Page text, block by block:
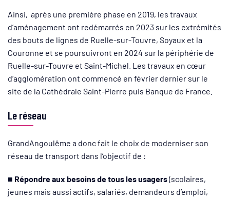
Ainsi, après une première phase en 2019, les travaux
d’aménagement ont redémarrés en 2023 sur les extrémités
des bouts de lignes de Ruelle-sur-Touvre, Soyaux et la
Couronne et se poursuivront en 2024 sur la périphérie de
Ruelle-sur-Touvre et Saint-Michel. Les travaux en cœur
d’agglomération ont commencé en février dernier sur le
site de la Cathédrale Saint-Pierre puis Banque de France.
Le réseau
GrandAngoulême a donc fait le choix de moderniser son
réseau de transport dans l’objectif de :
■ Répondre aux besoins de tous les usagers(scolaires,
jeunes mais aussi actifs, salariés, demandeurs d’emploi,